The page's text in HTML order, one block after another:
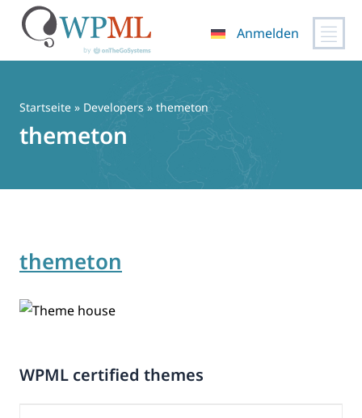
springen
Anmelden
Startseite » Developers » themeton
themeton
themeton
WPML certified themes